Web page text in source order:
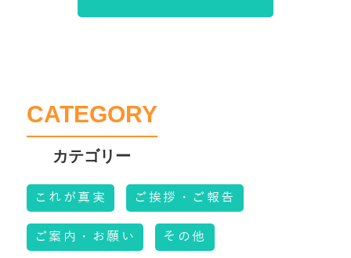
CATEGORY
これが真実 ご挨拶・ご報告
ご案内・お願い その他